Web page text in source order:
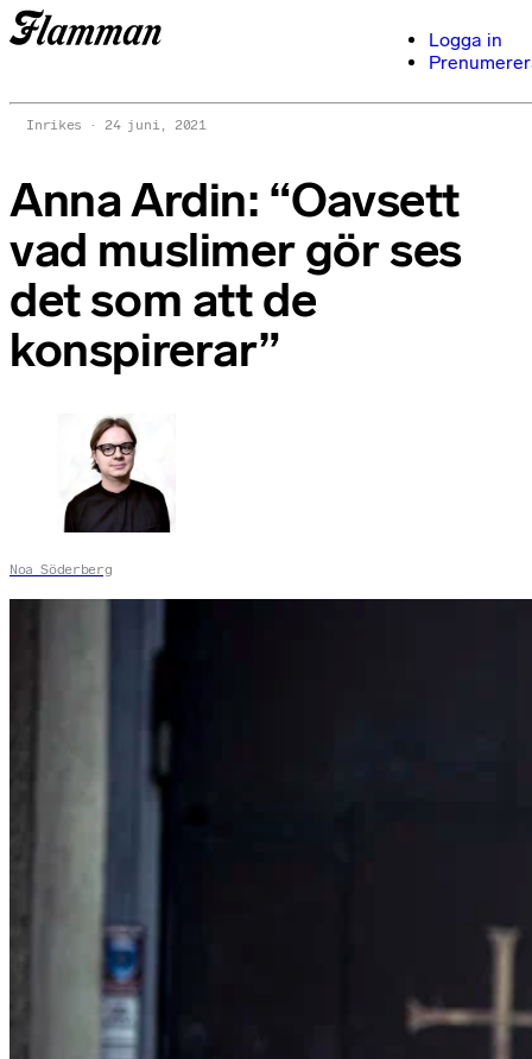
Logga in
Inrikes 24 juni, 2021
Anna Ardin: “Oavsett
vad muslimer gör ses
det som att de
konspirerar”
Noa Söderberg